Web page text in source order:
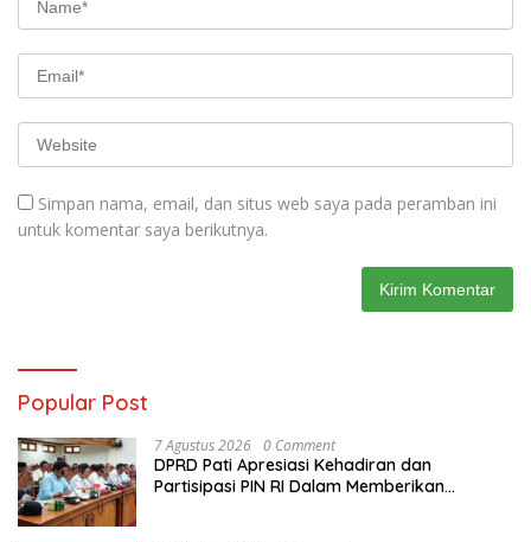
Simpan nama, email, dan situs web saya pada peramban ini
untuk komentar saya berikutnya.
Popular Post
7 Agustus 2026 0 Comment
DPRD Pati Apresiasi Kehadiran dan
Partisipasi PIN RI Dalam Memberikan